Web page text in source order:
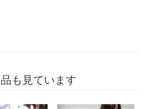
も見ています